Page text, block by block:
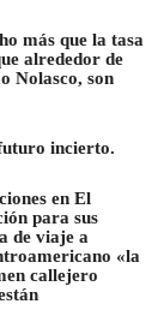
más que la tasa
alrededor de
Nolasco, son
incierto.
en El
para sus
de viaje a
«la
callejero